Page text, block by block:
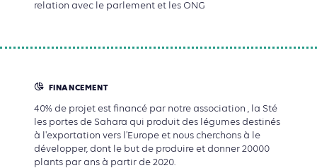
relation avec le parlement et les ONG
FINANCEMENT
40% de projet est financé par notre association , la Sté
les portes de Sahara qui produit des légumes destinés
à l'exportation vers l'Europe et nous cherchons à le
développer, dont le but de produire et donner 20000
plants par ans à partir de 2020.